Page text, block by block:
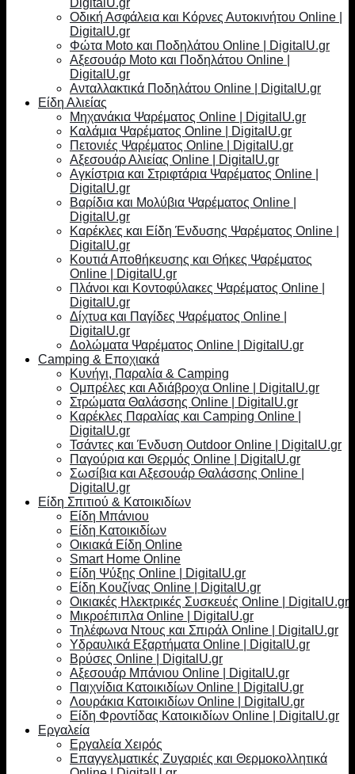
DigitalU.gr
Οδική Ασφάλεια και Κόρνες Αυτοκινήτου Online |
DigitalU.gr
Φώτα Moto και Ποδηλάτου Online | DigitalU.gr
Αξεσουάρ Moto και Ποδηλάτου Online |
DigitalU.gr
Ανταλλακτικά Ποδηλάτου Online | DigitalU.gr
Είδη Αλιείας
Μηχανάκια Ψαρέματος Online | DigitalU.gr
Καλάμια Ψαρέματος Online | DigitalU.gr
Πετονιές Ψαρέματος Online | DigitalU.gr
Αξεσουάρ Αλιείας Online | DigitalU.gr
Αγκίστρια και Στριφτάρια Ψαρέματος Online |
DigitalU.gr
Βαρίδια και Μολύβια Ψαρέματος Online |
DigitalU.gr
Καρέκλες και Είδη Ένδυσης Ψαρέματος Online |
DigitalU.gr
Κουτιά Αποθήκευσης και Θήκες Ψαρέματος
Online | DigitalU.gr
Πλάνοι και Κοντοφύλακες Ψαρέματος Online |
DigitalU.gr
Δίχτυα και Παγίδες Ψαρέματος Online |
DigitalU.gr
Δολώματα Ψαρέματος Online | DigitalU.gr
Camping & Εποχιακά
Κυνήγι, Παραλία & Camping
Ομπρέλες και Αδιάβροχα Online | DigitalU.gr
Στρώματα Θαλάσσης Online | DigitalU.gr
Καρέκλες Παραλίας και Camping Online |
DigitalU.gr
Τσάντες και Ένδυση Outdoor Online | DigitalU.gr
Παγούρια και Θερμός Online | DigitalU.gr
Σωσίβια και Αξεσουάρ Θαλάσσης Online |
DigitalU.gr
Είδη Σπιτιού & Κατοικιδίων
Είδη Μπάνιου
Είδη Κατοικιδίων
Οικιακά Είδη Online
Smart Home Online
Είδη Ψύξης Online | DigitalU.gr
Είδη Κουζίνας Online | DigitalU.gr
Οικιακές Ηλεκτρικές Συσκευές Online | DigitalU.gr
Μικροέπιπλα Online | DigitalU.gr
Τηλέφωνα Ντους και Σπιράλ Online | DigitalU.gr
Υδραυλικά Εξαρτήματα Online | DigitalU.gr
Βρύσες Online | DigitalU.gr
Αξεσουάρ Μπάνιου Online | DigitalU.gr
Παιχνίδια Κατοικιδίων Online | DigitalU.gr
Λουράκια Κατοικιδίων Online | DigitalU.gr
Είδη Φροντίδας Κατοικιδίων Online | DigitalU.gr
Εργαλεία
Εργαλεία Χειρός
Επαγγελματικές Ζυγαριές και Θερμοκολλητικά